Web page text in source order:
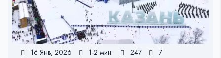
16 Янв, 2026 1-2 мин. 247 7